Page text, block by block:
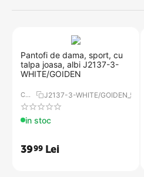
Pantofi de dama, sport, cu
talpa joasa, albi J2137-3-
WHITE/GOIDEN
COD: J2137-3-WHITE/GOIDEN_5D68
in stoc
3999 Lei